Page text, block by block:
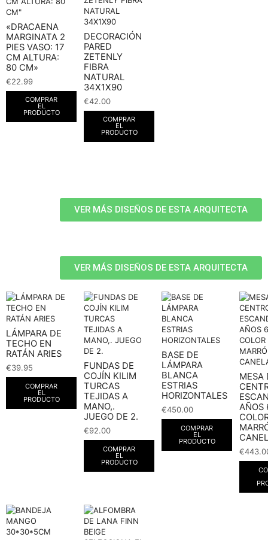
«DRACAENA
MARGINATA 2
PIES VASO: 17
CM ALTURA:
80 CM»
€22.99
COMPRAR
EL
PRODUCTO
DECORACIÓN
PARED
ZETENLY
FIBRA
NATURAL
34X1X90
€42.00
COMPRAR
EL
PRODUCTO
VER MÁS DISEÑOS DE ESTA ARQUITECTA
VER MÁS DISEÑOS DE ESTA ARQUITECTA
LÁMPARA DE
TECHO EN
RATÁN ARIES
€39.95
COMPRAR
EL
PRODUCTO
FUNDAS DE
COJÍN KILIM
TURCAS
TEJIDAS A
MANO,.
JUEGO DE 2.
€92.00
COMPRAR
EL
PRODUCTO
BASE DE
LÁMPARA
BLANCA
ESTRIAS
HORIZONTALES
€450.00
COMPRAR
EL
PRODUCTO
MESA
AÑOS
€